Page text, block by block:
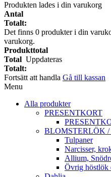
Produkten lades i din varukorg
Antal
Totalt:
Det finns 0 produkter i din
varukorg.
Produkttotal
Total Uppdateras
Totalt:
Fortsätt att handla Gå till kassan
Menu
Alla produkter
PRESENTKORT
BLOMSTERLÖK /
Tulpaner
Narcisser,
Allium,
Övrig höstlök